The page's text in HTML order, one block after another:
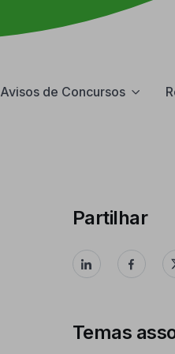
Avisos de Concursos
Partilhar
Temas